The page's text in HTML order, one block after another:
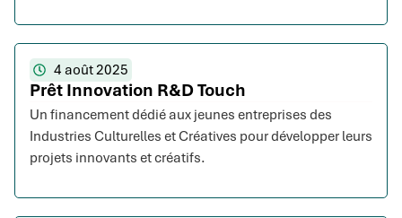
4 août 2025
Prêt Innovation R&D Touch
Un financement dédié aux jeunes entreprises des
Industries Culturelles et Créatives pour développer leurs
projets innovants et créatifs.